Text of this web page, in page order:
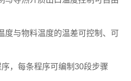
度与物料温度的温差可控制、可
，每条程序可编制30段步骤